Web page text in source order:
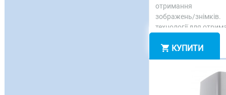
отримання
зображень/
технології для
КУПИТИ